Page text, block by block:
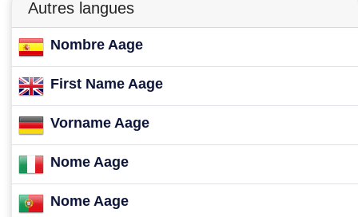
Autres langues
Nombre Aage
First Name Aage
Vorname Aage
Nome Aage
Nome Aage